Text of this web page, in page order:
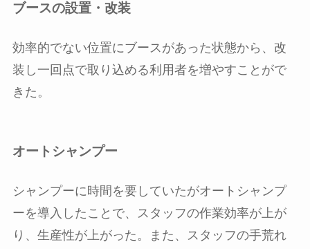
ブースの設置・改装
効率的でない位置にブースがあった状態から、改
装し一回点で取り込める利用者を増やすことがで
きた。
オートシャンプー
シャンプーに時間を要していたがオートシャンプ
ーを導入したことで、スタッフの作業効率が上が
り、生産性が上がった。また、スタッフの手荒れ